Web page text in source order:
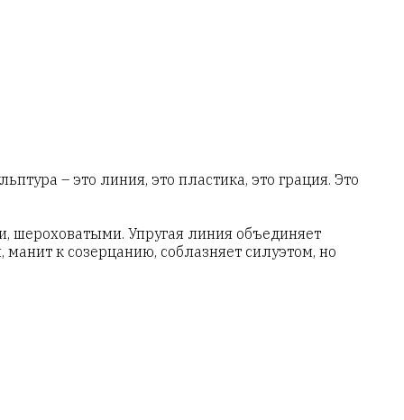
– это линия, это пластика, это грация. Это
шероховатыми. Упругая линия объединяет
к созерцанию, соблазняет силуэтом, но